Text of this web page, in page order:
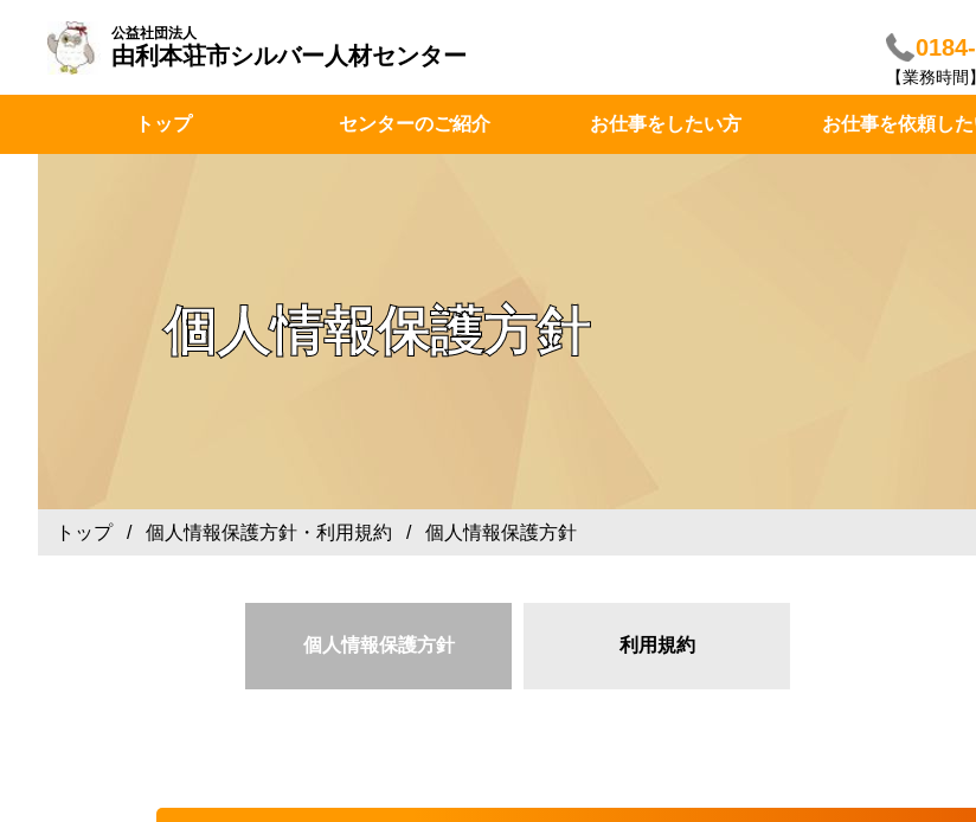
公益社団法人
由利本荘市シルバー人材センター
【業務時
トップ センターのご紹介 お仕事をしたい方 お仕事を依頼し
個人情報保護方針
トップ/ 個人情報保護方針・利用規約 / 個人情報保護方針
個人情報保護方針 利用規約